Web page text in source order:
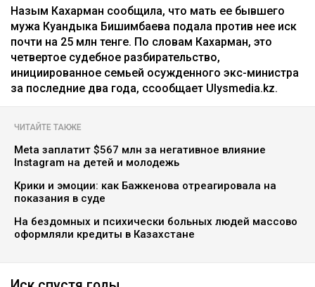
Назым Кахарман сообщила, что мать ее бывшего
мужа Куандыка Бишимбаева подала против нее иск
почти на 25 млн тенге. По словам Кахарман, это
четвертое судебное разбирательство,
инициированное семьей осужденного экс-министра
за последние два года, ссообщает Ulysmedia.kz.
ЧИТАЙТЕ ТАКЖЕ
Meta заплатит $567 млн за негативное влияние
Instagram на детей и молодежь
Крики и эмоции: как Бажкенова отреагировала на
показания в суде
На бездомных и психически больных людей массово
оформляли кредиты в Казахстане